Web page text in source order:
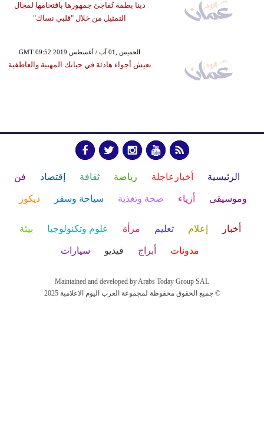
دينا بطمة تُفاجئ جمهورها باقتحامها لمجال
التمثيل من خلال "قلبي نساك"
GMT 09:52 2019 الخميس ,01 آب / أغسطس
تعيش أجواء هادئة في حياتك المهنية والعاطفية
الرئيسية أخبارعاجلة رياضة ثقافة إقتصاد فن
وموسيقى أزياء صحة وتغذية سياحة وسفر ديكور
أخبار إعلام تعليم مرأة علوم وتكنولوجيا بيئة
مدونات أبراج فيديو سيارات
Maintained and developed by Arabs Today Group SAL
جميع الحقوق محفوظة لمجموعة العرب اليوم الاعلامية 2025 ©